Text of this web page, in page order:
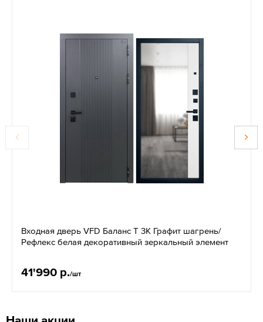
Входная дверь VFD Баланс T 3К Графит шагрень/
Рефлекс белая декоративный зеркальный элемент
41'990 р./шт